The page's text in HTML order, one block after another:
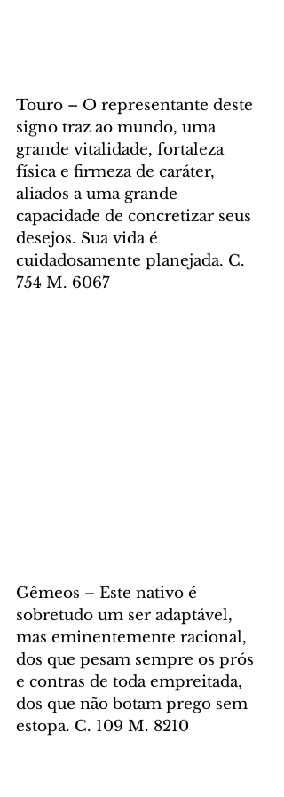
Touro – O representante deste
signo traz ao mundo, uma
grande vitalidade, fortaleza
física e firmeza de caráter,
aliados a uma grande
capacidade de concretizar seus
desejos. Sua vida é
cuidadosamente planejada. C.
754 M. 6067
Gêmeos – Este nativo é
sobretudo um ser adaptável,
mas eminentemente racional,
dos que pesam sempre os prós
e contras de toda empreitada,
dos que não botam prego sem
estopa. C. 109 M. 8210